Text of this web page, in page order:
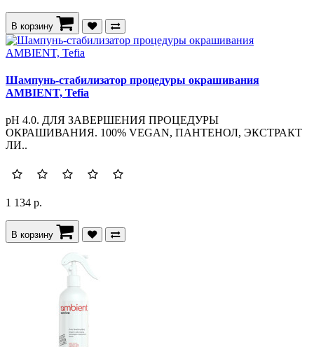
В корзину
Шампунь-стабилизатор процедуры окрашивания
AMBIENT, Tefia
pH 4.0. ДЛЯ ЗАВЕРШЕНИЯ ПРОЦЕДУРЫ
ОКРАШИВАНИЯ. 100% VEGAN, ПАНТЕНОЛ, ЭКСТРАКТ
ЛИ..
1 134 р.
В корзину